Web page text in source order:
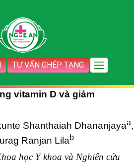
TƯ VẤN GHÉP TẠNG
vitamin D và giảm
Shanthaiah Dhananjayaa,
Ranjan Lilab
học Y khoa và Nghiên cứu